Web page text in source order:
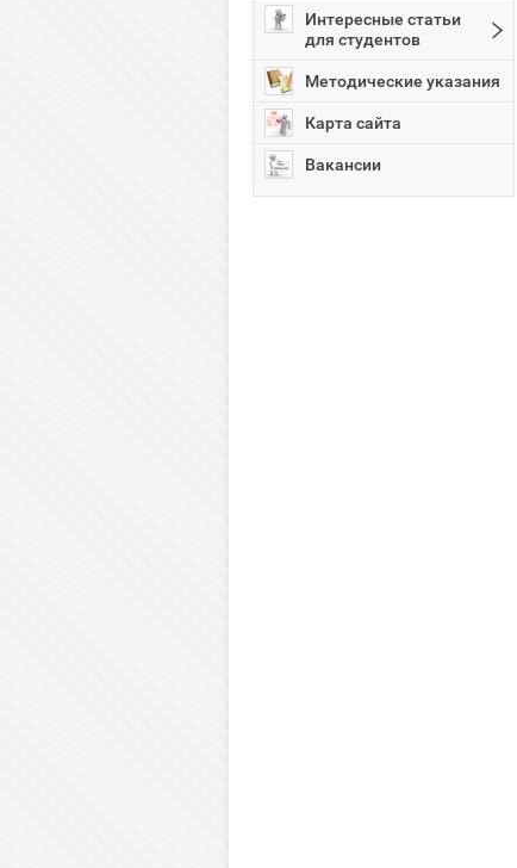
Интересные статьи
для студентов
Методические указания
Карта сайта
Вакансии